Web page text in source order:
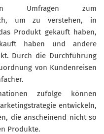
Umfragen zum
um zu verstehen, in
Produkt gekauft haben,
haben und andere
Durch die Durchführung
von Kundenreisen
zufolge können
entwickeln,
die anscheinend nicht so
Produkte.